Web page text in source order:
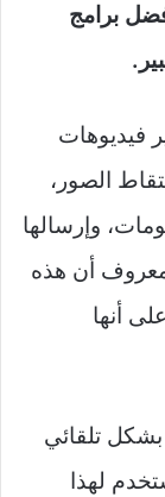
برامج
فيديوهات
الصور،
وإرسالها
أن هذه
أنها
تلقائي
لهذا